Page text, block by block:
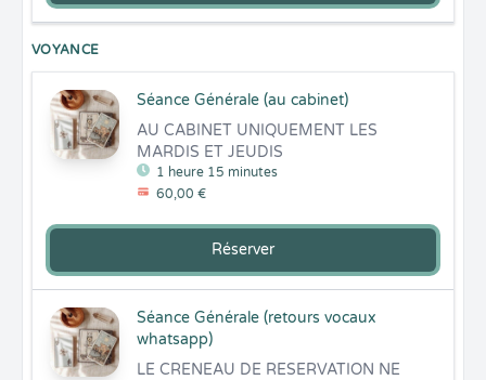
VOYANCE
Séance Générale (au cabinet)
1 heure 15 minutes
60,00 €
AU CABINET UNIQUEMENT LES
MARDIS ET JEUDIS
Réserver
Séance Générale (retours vocaux
whatsapp)
LE CRENEAU DE RESERVATION NE